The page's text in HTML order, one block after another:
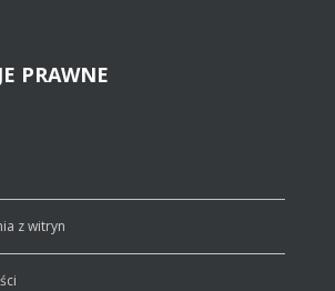
PRAWNE
z witryn